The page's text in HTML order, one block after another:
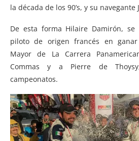
la década de los 90’s, y su navegante
De esta forma Hilaire Damirón,
piloto de origen francés en
Mayor de La Carrera
Commas y a Pierre de
campeonatos.